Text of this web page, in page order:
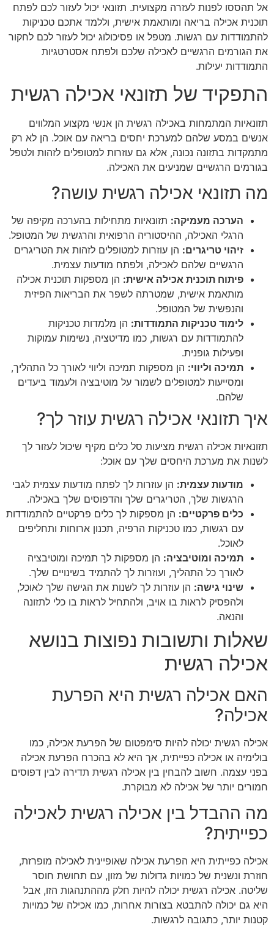
אל תהססו לפנות לעזרה מקצועית. תזונאי יכול לעזור לכם לפתח
תוכנית אכילה בריאה ומותאמת אישית, וללמד אתכם טכניקות
להתמודדות עם רגשות. מטפל או פסיכולוג יכול לעזור לכם לחקור
את הגורמים הרגשיים לאכילה שלכם ולפתח אסטרטגיות
התמודדות יעילות.
התפקיד של תזונאי אכילה רגשית
תזונאיות המתמחות באכילה רגשית הן אנשי מקצוע המלווים
אנשים במסע שלהם למערכת יחסים בריאה עם אוכל. הן לא רק
מתמקדות בתזונה נכונה, אלא גם עוזרות למטופלים לזהות ולטפל
בגורמים הרגשיים שמניעים את האכילה.
מה תזונאי אכילה רגשית עושה?
הערכה מעמיקה: תזונאיות מתחילות בהערכה מקיפה של
הרגלי האכילה, ההיסטוריה הרפואית והרגשית של המטופל.
זיהוי טריגרים: הן עוזרות למטופלים לזהות את הטריגרים
הרגשיים שלהם לאכילה, ולפתח מודעות עצמית.
פיתוח תוכנית אכילה אישית: הן מספקות תוכנית אכילה
מותאמת אישית, שמטרתה לשפר את הבריאות הפיזית
והנפשית של המטופל.
לימוד טכניקות התמודדות: הן מלמדות טכניקות
להתמודדות עם רגשות, כמו מדיטציה, נשימות עמוקות
ופעילות גופנית.
תמיכה וליווי: הן מספקות תמיכה וליווי לאורך כל התהליך,
ומסייעות למטופלים לשמור על מוטיבציה ולעמוד ביעדים
שלהם.
איך תזונאי אכילה רגשית עוזר לך?
תזונאיות אכילה רגשית מציעות סל כלים מקיף שיכול לעזור לך
לשנות את מערכת היחסים שלך עם אוכל:
מודעות עצמית: הן עוזרות לך לפתח מודעות עצמית לגבי
הרגשות שלך, הטריגרים שלך והדפוסים שלך באכילה.
כלים פרקטיים: הן מספקות לך כלים פרקטיים להתמודדות
עם רגשות, כמו טכניקות הרפיה, תכנון ארוחות ותחליפים
לאוכל.
תמיכה ומוטיבציה: הן מספקות לך תמיכה ומוטיבציה
לאורך כל התהליך, ועוזרות לך להתמיד בשינויים שלך.
שינוי גישה: הן עוזרות לך לשנות את הגישה שלך לאוכל,
ולהפסיק לראות בו אויב, ולהתחיל לראות בו כלי לתזונה
והנאה.
שאלות ותשובות נפוצות בנושא
אכילה רגשית
האם אכילה רגשית היא הפרעת
אכילה?
אכילה רגשית יכולה להיות סימפטום של הפרעת אכילה, כמו
בולימיה או אכילה כפייתית, אך היא לא בהכרח הפרעת אכילה
בפני עצמה. חשוב להבחין בין אכילה רגשית תדירה לבין דפוסים
חמורים יותר של אכילה לא מבוקרת.
מה ההבדל בין אכילה רגשית לאכילה
כפייתית?
אכילה כפייתית היא הפרעת אכילה שאופיינית לאכילה מופרזת,
חוזרת ונשנית של כמויות גדולות של מזון, עם תחושת חוסר
שליטה. אכילה רגשית יכולה להיות חלק מההתנהגות הזו, אבל
היא גם יכולה להתבטא בצורות אחרות, כמו אכילה של כמויות
קטנות יותר, כתגובה לרגשות.